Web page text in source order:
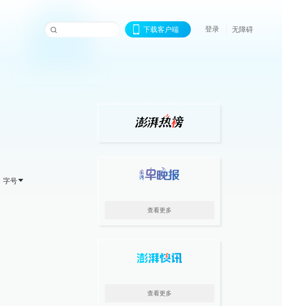
下载客户端 登录 无障碍
字号
查看更多
查看更多